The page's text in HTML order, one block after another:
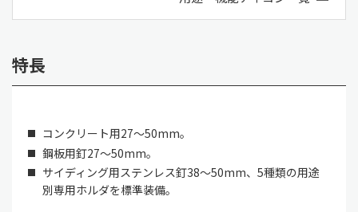
特長
コンクリート用27～50mm。
鋼板用釘27～50mm。
サイディング用ステンレス釘38～50mm、5種類の用途
別専用ホルダを標準装備。